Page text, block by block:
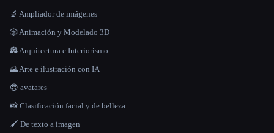
🔬 Ampliador de imágenes
🎲 Animación y Modelado 3D
🏯 Arquitectura e Interiorismo
🌄 Arte e ilustración con IA
😎 avatares
📸 Clasificación facial y de belleza
🖌️ De texto a imagen